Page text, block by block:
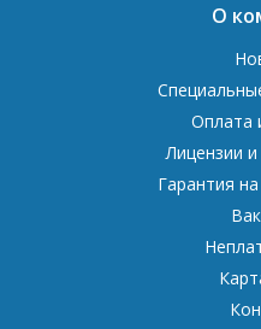
О
Оплата
Лицензии
Гарантия